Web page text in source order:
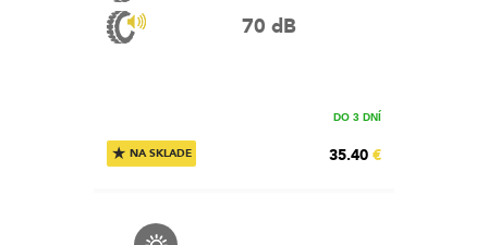
70 dB
★ NA SKLADE
DO 3 DNÍ
35.40 €